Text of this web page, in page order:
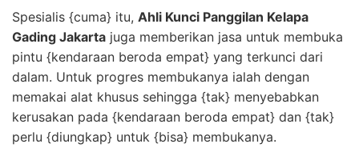
Spesialis {cuma} itu, Ahli Kunci Panggilan Kelapa
Gading Jakarta juga memberikan jasa untuk membuka
pintu {kendaraan beroda empat} yang terkunci dari
dalam. Untuk progres membukanya ialah dengan
memakai alat khusus sehingga {tak} menyebabkan
kerusakan pada {kendaraan beroda empat} dan {tak}
perlu {diungkap} untuk {bisa} membukanya.